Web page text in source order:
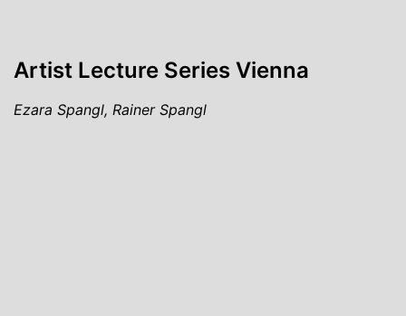
Artist Lecture Series Vienna
Ezara Spangl, Rainer Spangl